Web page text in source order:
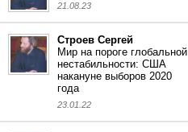
21.08.23
Строев Сергей
Мир на пороге глобальной
нестабильности: США
накануне выборов 2020
года
23.01.22